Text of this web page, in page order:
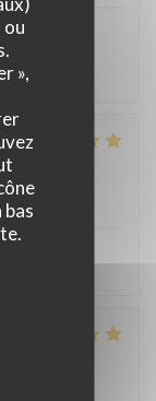
»,
nous
/ Prix